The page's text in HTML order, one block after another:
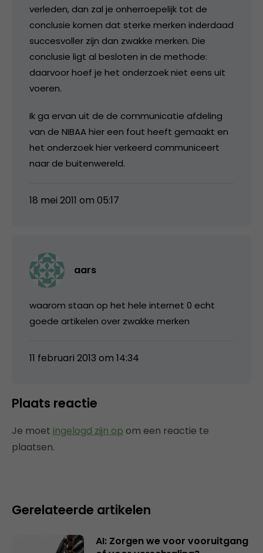
verleden, dan zal je onherroepelijk tot de
conclusie komen dat sterke merken inderdaad
succesvoller zijn dan zwakke merken. Die
conclusie ligt al besloten in de methode:
daarvoor hoef je het onderzoek niet eens uit
voeren.
Ik ga ervan uit de de communicatie afdeling
van de NIBAA hier een fout heeft gemaakt en
het onderzoek hier verkeerd communiceert
naar de buitenwereld.
18 mei 2011 om 05:17
aars
waarom staan op het hele internet 0 echt
goede artikelen over zwakke merken
11 februari 2013 om 14:34
Plaats reactie
Je moet ingelogd zijn op om een reactie te
plaatsen.
Gerelateerde artikelen
AI: Zorgen we voor vooruitgang